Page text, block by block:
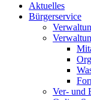
Aktuelles
Bürgerservice
Ver- und